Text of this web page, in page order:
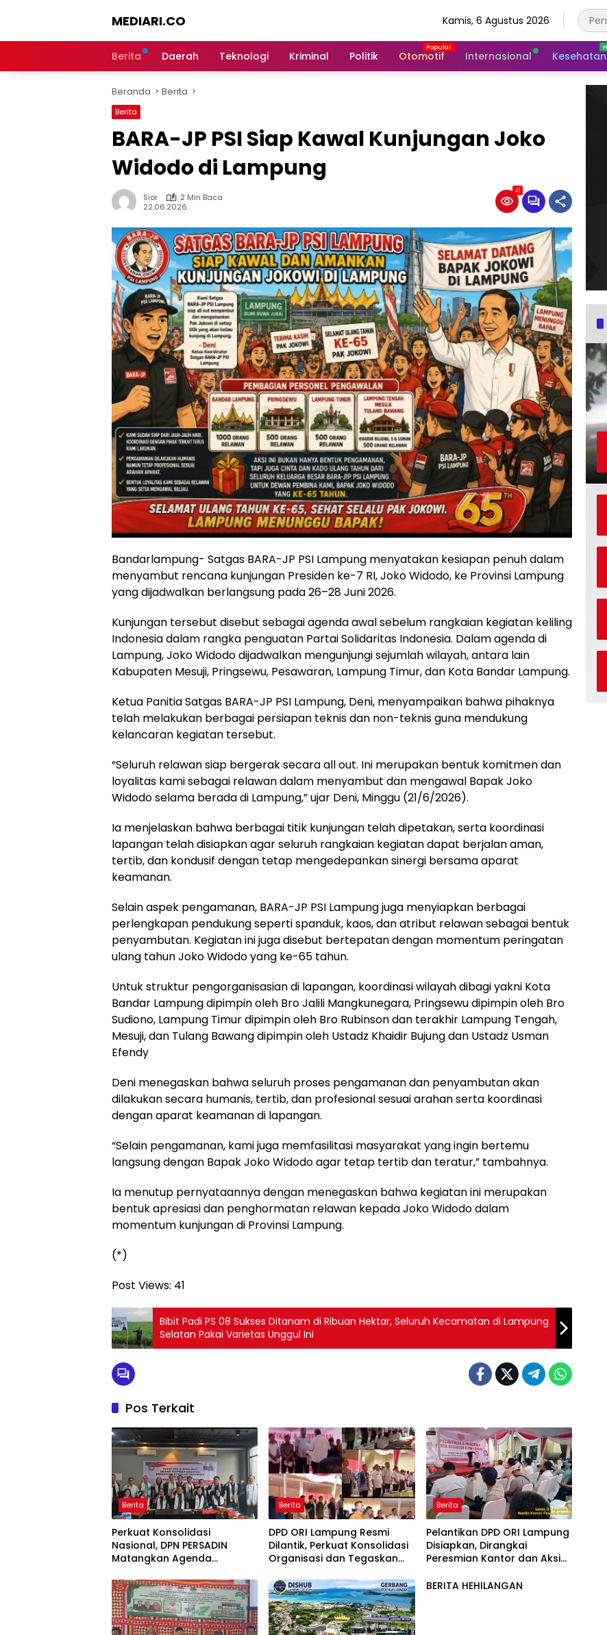
MEDIARI.CO Kamis, 6 Agustus 2026
Berita Daerah Teknologi Kriminal Politik Otomotif Internasional Kesehatan
Beranda Berita
Berita
‎BARA-JP PSI Siap Kawal Kunjungan Joko
Widodo di Lampung ‎
Sior
2 Min Baca
22.06.2026
41
Bandarlampung- Satgas BARA-JP PSI Lampung menyatakan kesiapan penuh dalam
menyambut rencana kunjungan Presiden ke-7 RI, Joko Widodo, ke Provinsi Lampung
yang dijadwalkan berlangsung pada 26–28 Juni 2026.
‎Kunjungan tersebut disebut sebagai agenda awal sebelum rangkaian kegiatan keliling
Indonesia dalam rangka penguatan Partai Solidaritas Indonesia. Dalam agenda di
Lampung, Joko Widodo dijadwalkan mengunjungi sejumlah wilayah, antara lain
Kabupaten Mesuji, Pringsewu, Pesawaran, Lampung Timur, dan Kota Bandar Lampung.
‎Ketua Panitia Satgas BARA-JP PSI Lampung, Deni, menyampaikan bahwa pihaknya
telah melakukan berbagai persiapan teknis dan non-teknis guna mendukung
kelancaran kegiatan tersebut.
‎“Seluruh relawan siap bergerak secara all out. Ini merupakan bentuk komitmen dan
loyalitas kami sebagai relawan dalam menyambut dan mengawal Bapak Joko
Widodo selama berada di Lampung,” ujar Deni, Minggu (21/6/2026).
‎Ia menjelaskan bahwa berbagai titik kunjungan telah dipetakan, serta koordinasi
lapangan telah disiapkan agar seluruh rangkaian kegiatan dapat berjalan aman,
tertib, dan kondusif dengan tetap mengedepankan sinergi bersama aparat
keamanan.
‎Selain aspek pengamanan, BARA-JP PSI Lampung juga menyiapkan berbagai
perlengkapan pendukung seperti spanduk, kaos, dan atribut relawan sebagai bentuk
penyambutan. Kegiatan ini juga disebut bertepatan dengan momentum peringatan
ulang tahun Joko Widodo yang ke-65 tahun.
‎Untuk struktur pengorganisasian di lapangan, koordinasi wilayah dibagi yakni Kota
Bandar Lampung dipimpin oleh Bro Jalili Mangkunegara, Pringsewu dipimpin oleh Bro
Sudiono, Lampung Timur dipimpin oleh Bro Rubinson dan terakhir Lampung Tengah,
Mesuji, dan Tulang Bawang dipimpin oleh Ustadz Khaidir Bujung dan Ustadz Usman
Efendy
‎Deni menegaskan bahwa seluruh proses pengamanan dan penyambutan akan
dilakukan secara humanis, tertib, dan profesional sesuai arahan serta koordinasi
dengan aparat keamanan di lapangan.
‎“Selain pengamanan, kami juga memfasilitasi masyarakat yang ingin bertemu
langsung dengan Bapak Joko Widodo agar tetap tertib dan teratur,” tambahnya.
‎Ia menutup pernyataannya dengan menegaskan bahwa kegiatan ini merupakan
bentuk apresiasi dan penghormatan relawan kepada Joko Widodo dalam
momentum kunjungan di Provinsi Lampung.
(*)
Post Views: 41
‎Bibit Padi PS 08 Sukses Ditanam di Ribuan Hektar, Seluruh Kecamatan di Lampung
Selatan Pakai Varietas Unggul Ini
Pos Terkait
Berita
Perkuat Konsolidasi
Nasional, DPN PERSADIN
Matangkan Agenda
Organisasi Advokat
Berita
DPD ORI Lampung Resmi
Dilantik, Perkuat Konsolidasi
Organisasi dan Tegaskan
Masyarakat
Berita
Pelantikan DPD ORI Lampung
Disiapkan, Dirangkai
Peresmian Kantor dan Aksi